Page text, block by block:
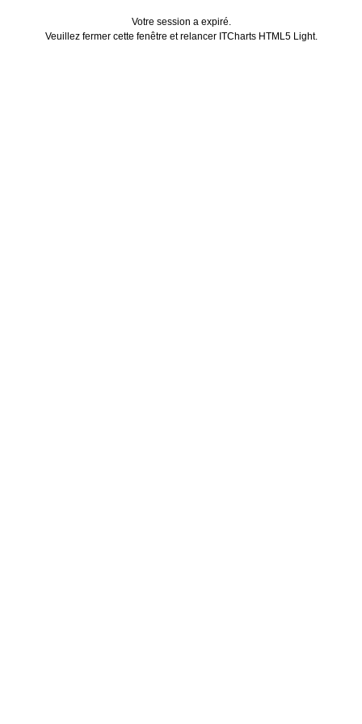
Votre session a expiré.
Veuillez fermer cette fenêtre et relancer ITCharts HTML5 Light.